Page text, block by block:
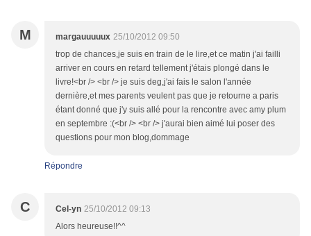
M margauuuuux 25/10/2012 09:50
trop de chances,je suis en train de le lire,et ce matin j'ai failli
arriver en cours en retard tellement j'étais plongé dans le
livre!<br /> <br /> je suis deg,j'ai fais le salon l'année
dernière,et mes parents veulent pas que je retourne a paris
étant donné que j'y suis allé pour la rencontre avec amy plum
en septembre :(<br /> <br /> j'aurai bien aimé lui poser des
questions pour mon blog,dommage
Répondre
C Cel-yn 25/10/2012 09:13
Alors heureuse!!^^